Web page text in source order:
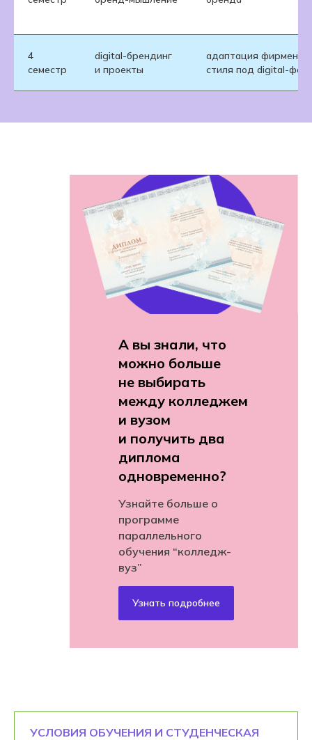
4
семестр
digital-брендинг
и проекты
адаптация
стиля под digital-
А вы знали, что
можно больше
не выбирать
между колледжем
и вузом
и получить два
диплома
одновременно?
Узнайте больше о
программе
параллельного
обучения “колледж-
вуз”
Узнать подробнее
УСЛОВИЯ ОБУЧЕНИЯ И СТУДЕНЧЕСКАЯ